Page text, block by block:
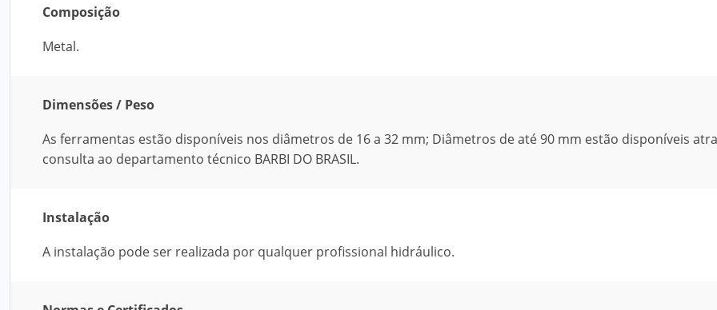
Composição
Metal.
Dimensões / Peso
As ferramentas estão disponíveis nos diâmetros de 16 a 32 mm; Diâmetros de até 90 mm estão disponíveis
consulta ao departamento técnico BARBI DO BRASIL.
Instalação
A instalação pode ser realizada por qualquer profissional hidráulico.